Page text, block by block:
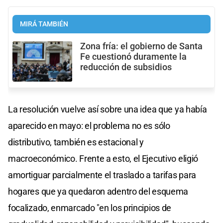
MIRÁ TAMBIÉN
Zona fría: el gobierno de Santa
Fe cuestionó duramente la
reducción de subsidios
La resolución vuelve así sobre una idea que ya había
aparecido en mayo: el problema no es sólo
distributivo, también es estacional y
macroeconómico. Frente a esto, el Ejecutivo eligió
amortiguar parcialmente el traslado a tarifas para
hogares que ya quedaron adentro del esquema
focalizado, enmarcado "en los principios de